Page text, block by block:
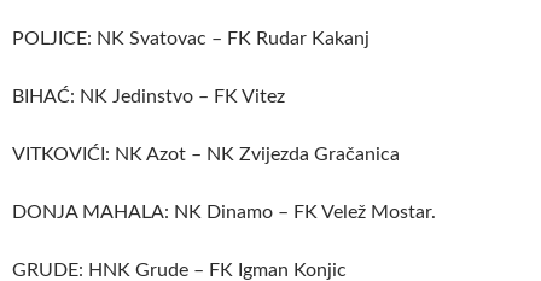
POLJICE: NK Svatovac – FK Rudar Kakanj
BIHAĆ: NK Jedinstvo – FK Vitez
VITKOVIĆI: NK Azot – NK Zvijezda Gračanica
DONJA MAHALA: NK Dinamo – FK Velež Mostar.
GRUDE: HNK Grude – FK Igman Konjic